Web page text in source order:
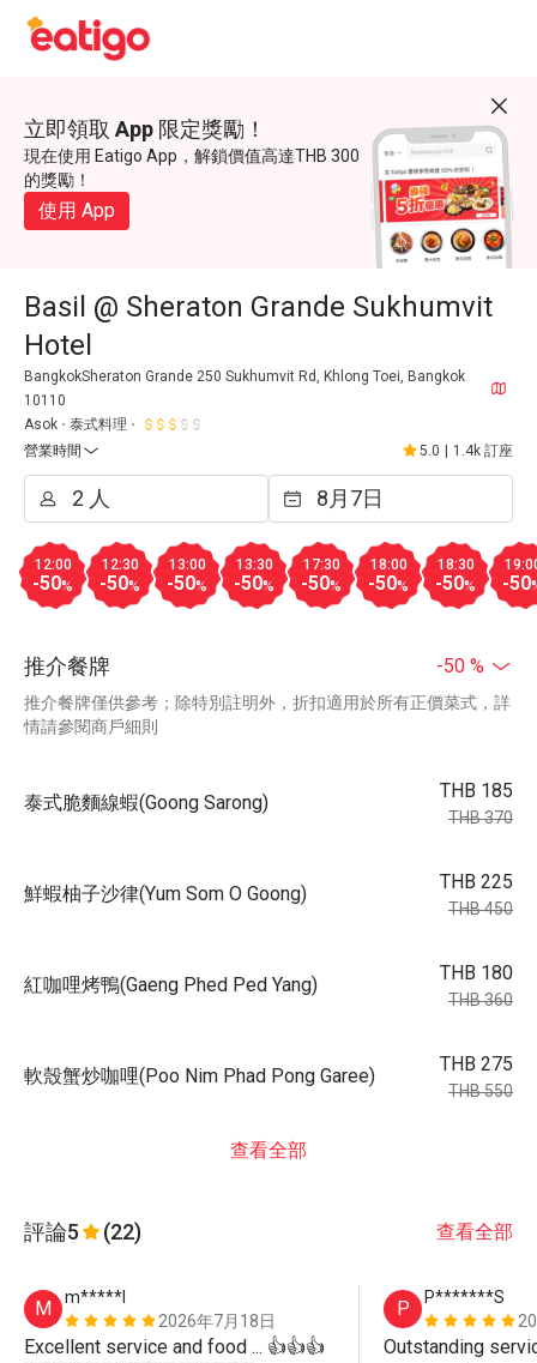
立即領取 App 限定獎勵！
現在使用 Eatigo App，解鎖價值高達THB 300
的獎勵！
使用 App
Basil @ Sheraton Grande Sukhumvit
Hotel
BangkokSheraton Grande 250 Sukhumvit Rd, Khlong Toei, Bangkok
10110
Asok
泰式料理
營業時間
5.0 1.4k 訂座
12:00
-50%
12:30
-50%
13:00
-50%
13:30
-50%
17:30
-50%
18:00
-50%
18:30
-50% -50
推介餐牌 -50 %
推介餐牌僅供參考；除特別註明外，折扣適用於所有正價菜式，詳
情請參閱商戶細則
泰式脆麵線蝦(Goong Sarong)
THB 185
THB 370
鮮蝦柚子沙律(Yum Som O Goong)
THB 225
THB 450
紅咖哩烤鴨(Gaeng Phed Ped Yang)
THB 180
THB 360
軟殼蟹炒咖哩(Poo Nim Phad Pong Garee)
THB 275
THB 550
查看全部
評論5 (22) 查看全部
M
m*****l
2026年7月18日
Excellent service and food ... 👍👍👍
P
P*******S
Outstanding